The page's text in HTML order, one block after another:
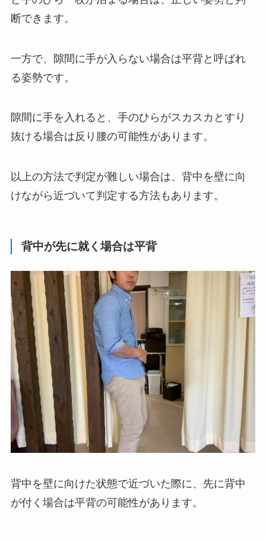
断できます。
一方で、隙間に手が入らない場合は平背と呼ばれ
る姿勢です。
隙間に手を入れると、手のひらがスカスカとすり
抜ける場合は反り腰の可能性があります。
以上の方法で判定が難しい場合は、背中を壁に向
けながら近づいて判定する方法もあります。
背中が先に就く場合は平背
背中を壁に向けた状態で近づいた際に、先に背中
が付く場合は平背の可能性があります。